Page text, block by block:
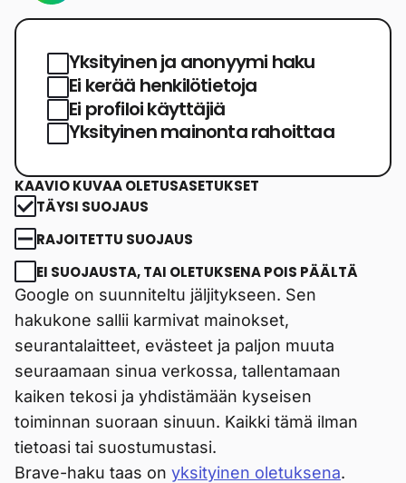
Yksityinen ja anonyymi haku
Ei kerää henkilötietoja
Ei profiloi käyttäjiä
Yksityinen mainonta rahoittaa
KAAVIO KUVAA OLETUSASETUKSET
TÄYSI SUOJAUS
RAJOITETTU SUOJAUS
EI SUOJAUSTA, TAI OLETUKSENA POIS PÄÄLTÄ
Google on suunniteltu jäljitykseen. Sen
hakukone sallii karmivat mainokset,
seurantalaitteet, evästeet ja paljon muuta
seuraamaan sinua verkossa, tallentamaan
kaiken tekosi ja yhdistämään kyseisen
toiminnan suoraan sinuun. Kaikki tämä ilman
tietoasi tai suostumustasi.
Brave-haku taas on yksityinen oletuksena.